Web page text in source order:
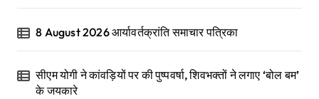
8 August 2026 आर्यावर्तक्रांति समाचार पत्रिका
सीएम योगी ने कांवड़ियों पर की पुष्पवर्षा, शिवभक्तों ने लगाए ‘बोल बम’
के जयकारे